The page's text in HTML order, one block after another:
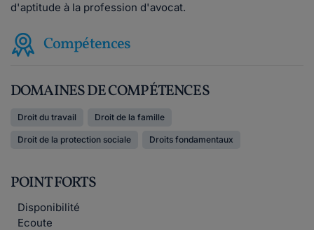
d'aptitude à la profession d'avocat.
Compétences
DOMAINES DE COMPÉTENCES
Droit du travail Droit de la famille
Droit de la protection sociale Droits fondamentaux
POINT FORTS
Disponibilité
Ecoute